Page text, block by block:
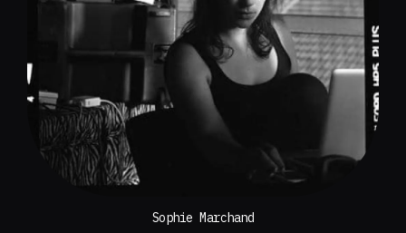
Sophie Marchand